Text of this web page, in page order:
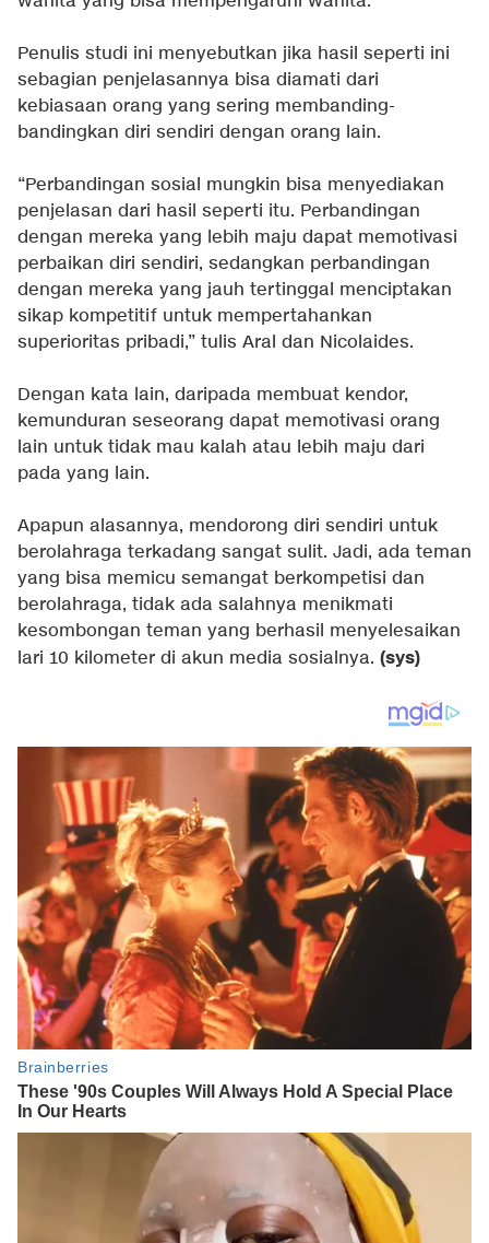
Penulis studi ini menyebutkan jika hasil seperti ini
sebagian penjelasannya bisa diamati dari
kebiasaan orang yang sering membanding-
bandingkan diri sendiri dengan orang lain.
“Perbandingan sosial mungkin bisa menyediakan
penjelasan dari hasil seperti itu. Perbandingan
dengan mereka yang lebih maju dapat memotivasi
perbaikan diri sendiri, sedangkan perbandingan
dengan mereka yang jauh tertinggal menciptakan
sikap kompetitif untuk mempertahankan
superioritas pribadi,” tulis Aral dan Nicolaides.
Dengan kata lain, daripada membuat kendor,
kemunduran seseorang dapat memotivasi orang
lain untuk tidak mau kalah atau lebih maju dari
pada yang lain.
Apapun alasannya, mendorong diri sendiri untuk
berolahraga terkadang sangat sulit. Jadi, ada teman
yang bisa memicu semangat berkompetisi dan
berolahraga, tidak ada salahnya menikmati
kesombongan teman yang berhasil menyelesaikan
lari 10 kilometer di akun media sosialnya. (sys)